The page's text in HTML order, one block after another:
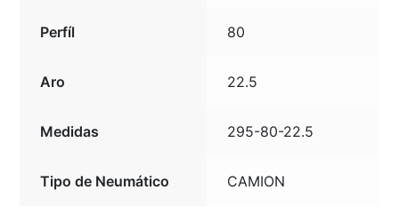
Perfíl 80
Aro 22.5
Medidas 295-80-22.5
Tipo de Neumático CAMION